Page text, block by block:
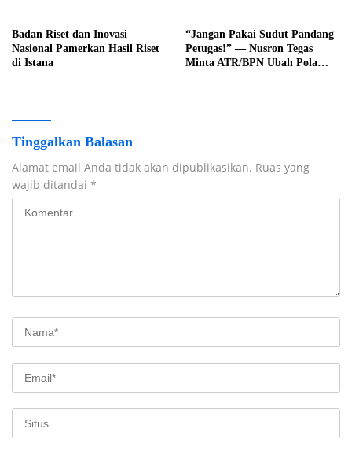
Badan Riset dan Inovasi
Nasional Pamerkan Hasil Riset
di Istana
“Jangan Pakai Sudut Pandang
Petugas!” — Nusron Tegas
Minta ATR/BPN Ubah Pola
Tinggalkan Balasan
Alamat email Anda tidak akan dipublikasikan. Ruas yang
wajib ditandai *